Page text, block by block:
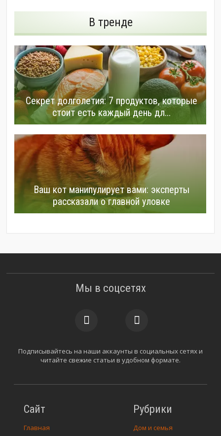
В тренде
Секрет долголетия: 7 продуктов, которые
стоит есть каждый день дл...
Ваш кот манипулирует вами: эксперты
рассказали о главной уловке
Сайт
Главная
Рубрики
Дом и семья
Мы в соцсетях
Подписывайтесь на наши аккаунты в социальных сетях и
читайте свежие статьи в удобном формате.